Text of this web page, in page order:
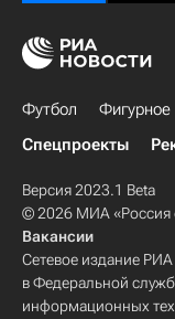
Футбол Фигурное
Спецпроекты
Версия 2023.1 Beta
© 2026 МИА «Россия
Вакансии
Сетевое издание
в Федеральной
информационных